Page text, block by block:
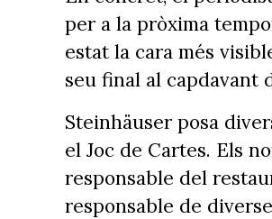
per a la pròxima
estat la cara més
seu final al capdavant
Steinhäuser posa
el Joc de Cartes. Els
responsable del
responsable de